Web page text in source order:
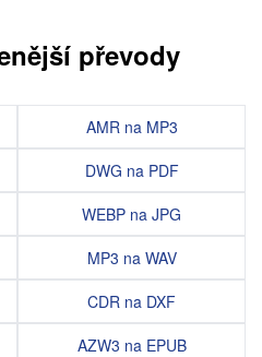
převody
AMR na MP3
DWG na PDF
WEBP na JPG
MP3 na WAV
CDR na DXF
AZW3 na EPUB